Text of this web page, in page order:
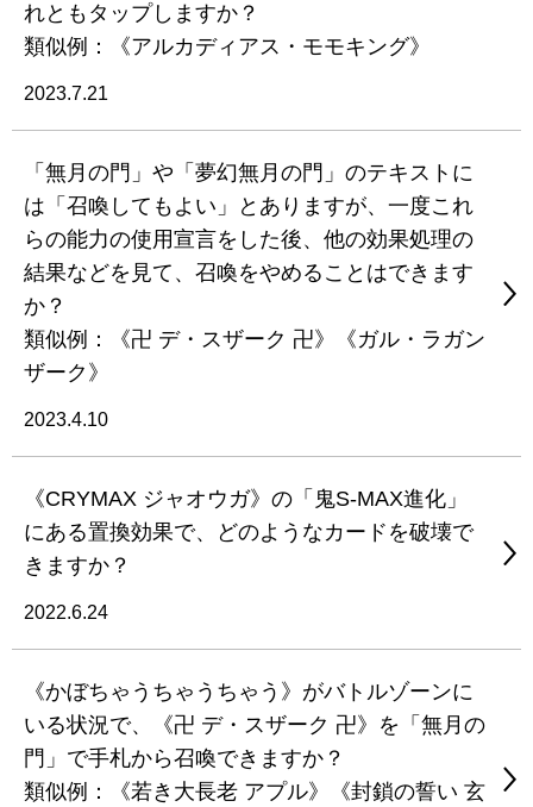
れともタップしますか？
類似例：《アルカディアス・モモキング》
2023.7.21
「無月の門」や「夢幻無月の門」のテキストに
は「召喚してもよい」とありますが、一度これ
らの能力の使用宣言をした後、他の効果処理の
結果などを見て、召喚をやめることはできます
か？
類似例：《卍 デ・スザーク 卍》《ガル・ラガン
ザーク》
2023.4.10
《CRYMAX ジャオウガ》の「鬼S-MAX進化」
にある置換効果で、どのようなカードを破壊で
きますか？
2022.6.24
《かぼちゃうちゃうちゃう》がバトルゾーンに
いる状況で、《卍 デ・スザーク 卍》を「無月の
門」で手札から召喚できますか？
類似例：《若き大長老 アプル》《封鎖の誓い 玄